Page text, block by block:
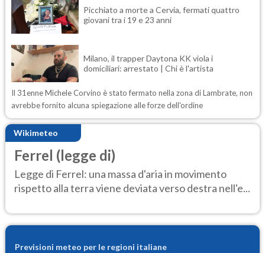
Picchiato a morte a Cervia, fermati quattro
giovani tra i 19 e 23 anni
Milano, il trapper Daytona KK viola i
domiciliari: arrestato | Chi è l'artista
Il 31enne Michele Corvino è stato fermato nella zona di Lambrate, non
avrebbe fornito alcuna spiegazione alle forze dell'ordine
Wikimeteo
Ferrel (legge di)
Legge di Ferrel: una massa d'aria in movimento
rispetto alla terra viene deviata verso destra nell'e...
Previsioni meteo per le regioni italiane